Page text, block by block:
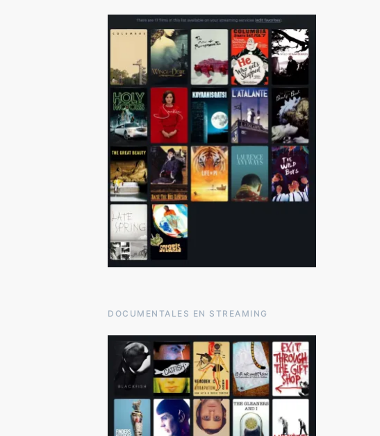
DOCUMENTALES EN STREAMING